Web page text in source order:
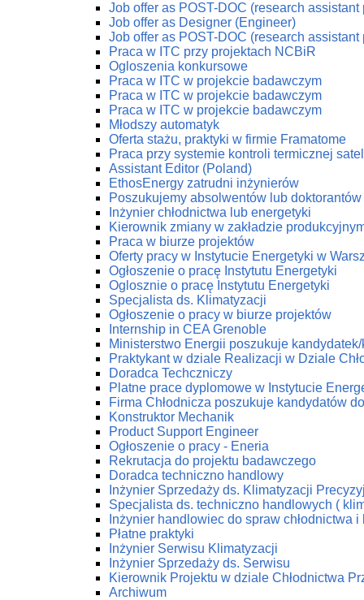
Job offer as POST-DOC (research assistant
Job offer as Designer (Engineer)
Job offer as POST-DOC (research assistant
Praca w ITC przy projektach NCBiR
Ogloszenia konkursowe
Praca w ITC w projekcie badawczym
Praca w ITC w projekcie badawczym
Praca w ITC w projekcie badawczym
Młodszy automatyk
Oferta stażu, praktyki w firmie Framatome
Praca przy systemie kontroli termicznej
Assistant Editor (Poland)
EthosEnergy zatrudni inżynierów
Poszukujemy absolwentów lub
Inżynier chłodnictwa lub energetyki
Kierownik zmiany w zakładzie
Praca w biurze projektów
Oferty pracy w Instytucie Energetyki w
Ogłoszenie o pracę Instytutu Energetyki
Oglosznie o pracę Instytutu Energetyki
Specjalista ds. Klimatyzacji
Ogłoszenie o pracy w biurze projektów
Internship in CEA Grenoble
Ministerstwo Energii poszukuje
Praktykant w dziale Realizacji w Dziale
Doradca Techczniczy
Platne prace dyplomowe w Instytucie
Firma Chłodnicza poszukuje kandydatów
Konstruktor Mechanik
Product Support Engineer
Ogłoszenie o pracy - Eneria
Rekrutacja do projektu badawczego
Doradca techniczno handlowy
Inżynier Sprzedaży ds. Klimatyzacji
Specjalista ds. techniczno handlowych (
Inżynier handlowiec do spraw chłodnictwa
Płatne praktyki
Inżynier Serwisu Klimatyzacji
Inżynier Sprzedaży ds. Serwisu
Kierownik Projektu w dziale Chłodnictwa
Archiwum